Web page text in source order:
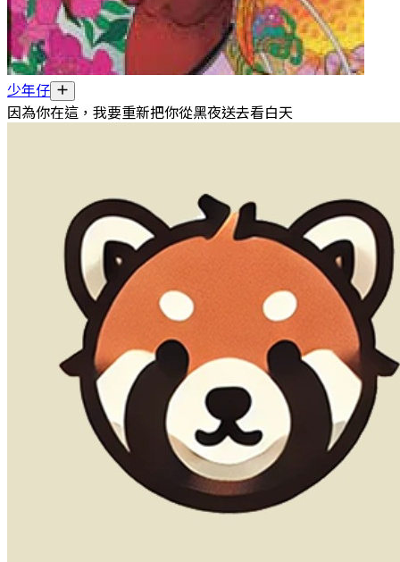
少年仔
因為你在這，我要重新把你從黑夜送去看白天